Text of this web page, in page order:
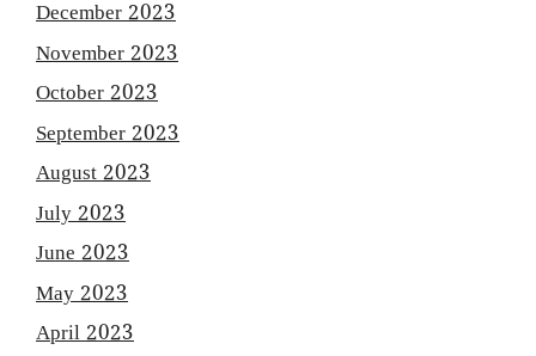
December 2023
November 2023
October 2023
September 2023
August 2023
July 2023
June 2023
May 2023
April 2023